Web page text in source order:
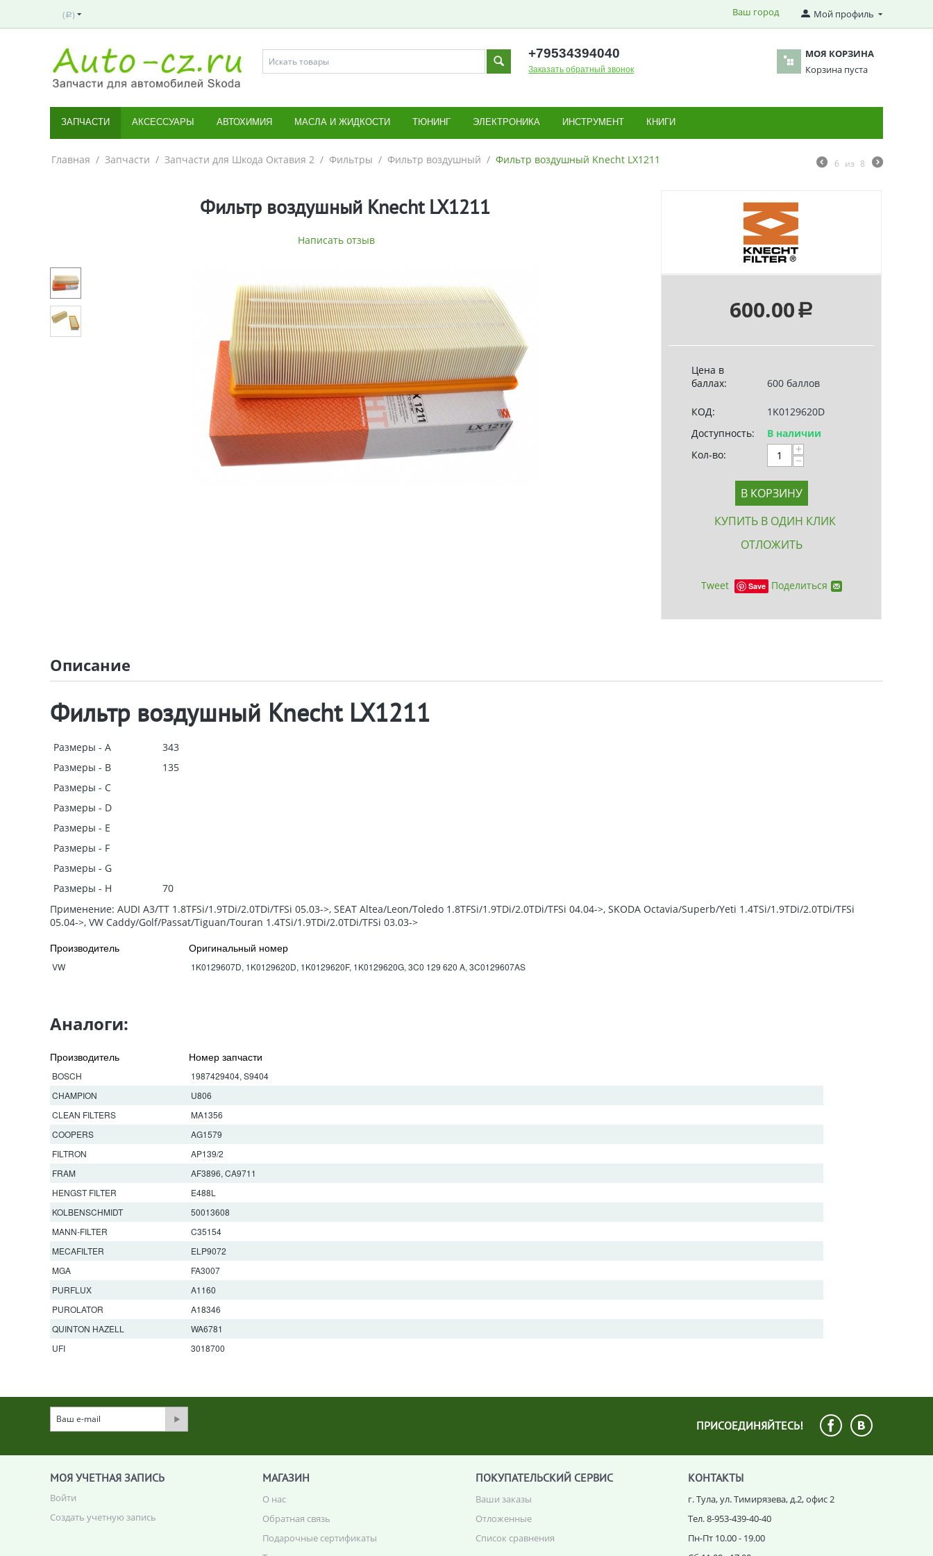
( Р ) Мой профиль
Ваш город
+79534394040
Заказать обратный звонок
МОЯ КОРЗИНА
Корзина пуста
ЗАПЧАСТИ АКСЕССУАРЫ АВТОХИМИЯ МАСЛА И ЖИДКОСТИ ТЮНИНГ ЭЛЕКТРОНИКА ИНСТРУМЕНТ КНИГИ
Главная / Запчасти / Запчасти для Шкода Октавия 2 / Фильтры / Фильтр воздушный / Фильтр воздушный Knecht LX1211 6 из 8
Фильтр воздушный Knecht LX1211
Написать отзыв
600.00 Р
Цена в
баллах:
600 баллов
КОД:
1K0129620D
Доступность:
В наличии
Кол-во:
+
−
В КОРЗИНУ
КУПИТЬ В ОДИН КЛИК
ОТЛОЖИТЬ
Tweet Save Поделиться
Описание
Фильтр воздушный Knecht LX1211
Размеры - A
343
Размеры - B
135
Размеры - C
Размеры - D
Размеры - E
Размеры - F
Размеры - G
Размеры - H
70
Применение: AUDI A3/TT 1.8TFSi/1.9TDi/2.0TDi/TFSi 05.03->, SEAT Altea/Leon/Toledo 1.8TFSi/1.9TDi/2.0TDi/TFSi 04.04->, SKODA Octavia/Superb/Yeti 1.4TSi/1.9TDi/2.0TDi/TFSi
05.04->, VW Caddy/Golf/Passat/Tiguan/Touran 1.4TSi/1.9TDi/2.0TDi/TFSi 03.03->
Производитель Оригинальный номер
VW 1K0129607D, 1K0129620D, 1K0129620F, 1K0129620G, 3C0 129 620 A, 3C0129607AS
Аналоги:
Производитель Номер запчасти
BOSCH
1987429404, S9404
CHAMPION
U806
CLEAN FILTERS
MA1356
COOPERS
AG1579
FILTRON
AP139/2
FRAM
AF3896, CA9711
HENGST FILTER
E488L
KOLBENSCHMIDT
50013608
MANN-FILTER
C35154
MECAFILTER
ELP9072
MGA
FA3007
PURFLUX
A1160
PUROLATOR
A18346
QUINTON HAZELL
WA6781
UFI
3018700
ПРИСОЕДИНЯЙТЕСЬ!
МОЯ УЧЕТНАЯ ЗАПИСЬ
Войти
Создать учетную запись
МАГАЗИН
О нас
Обратная связь
Подарочные сертификаты
ПОКУПАТЕЛЬСКИЙ СЕРВИС
Ваши заказы
Отложенные
Список сравнения
КОНТАКТЫ
г. Тула, ул. Тимирязева, д.2, офис 2
Тел. 8-953-439-40-40
Пн-Пт 10.00 - 19.00